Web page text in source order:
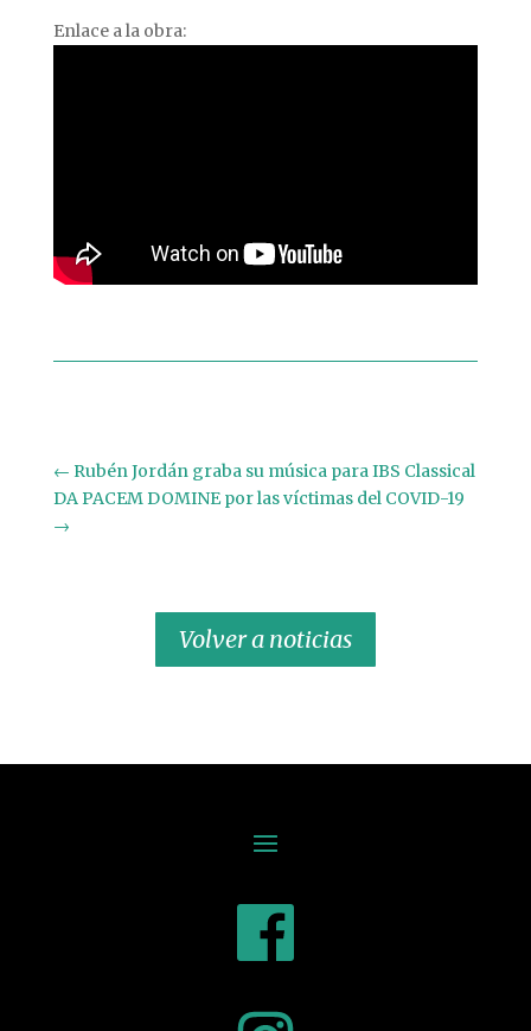
Enlace a la obra:
← Rubén Jordán graba su música para IBS Classical
DA PACEM DOMINE por las víctimas del COVID-19
→
Volver a noticias